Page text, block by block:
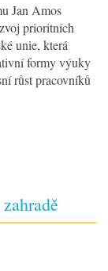
Jan Amos
prioritních
unie, která
formy výuky
růst pracovníků